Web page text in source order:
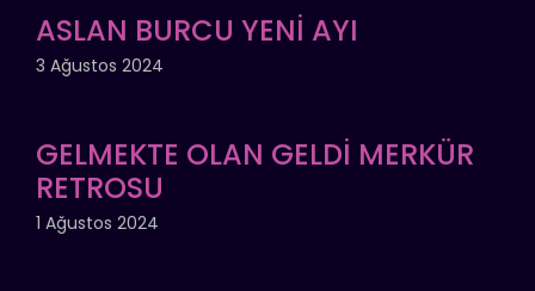
ASLAN BURCU YENİ AYI
3 Ağustos 2024
GELMEKTE OLAN GELDİ MERKÜR
RETROSU
1 Ağustos 2024